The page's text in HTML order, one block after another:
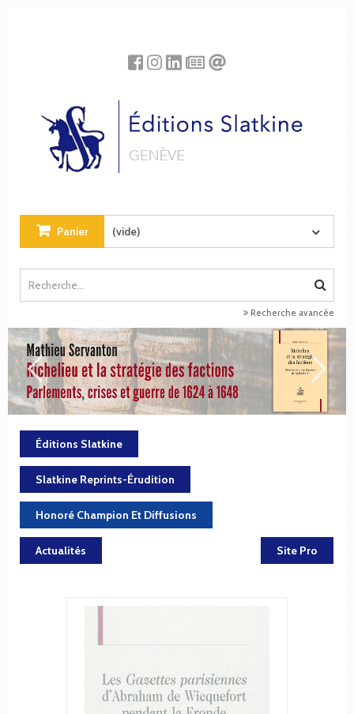
Panier (vide)
Recherche avancée
Éditions Slatkine
Slatkine Reprints-Érudition
Honoré Champion Et Diffusions
Actualités Site Pro